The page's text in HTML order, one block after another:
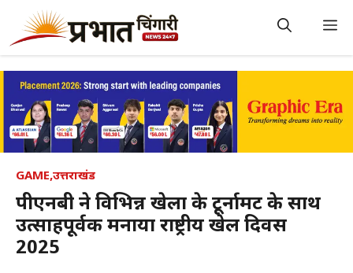
content
GAME,उत्तराखंड
पीएनबी ने विभिन्न खेलों के टूर्नामेंट के साथ
उत्साहपूर्वक मनाया राष्ट्रीय खेल दिवस
2025